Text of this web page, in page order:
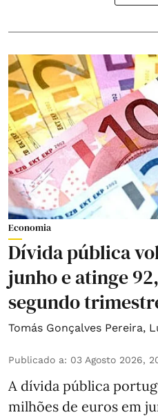
Economia
Dívida pública
junho e atinge
segundo
Tomás Gonçalves Pereira,
Publicado a: 03 Agosto 2026,
A dívida pública
milhões de euros em